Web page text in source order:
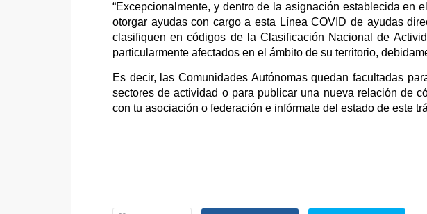
“Excepcionalmente, y dentro de la asignación establecida en
otorgar ayudas con cargo a esta Línea COVID de ayudas
clasifiquen en códigos de la Clasificación Nacional de
particularmente afectados en el ámbito de su territorio,
Es decir, las Comunidades Autónomas quedan facultadas
sectores de actividad o para publicar una nueva relación de
con tu asociación o federación e infórmate del estado de este